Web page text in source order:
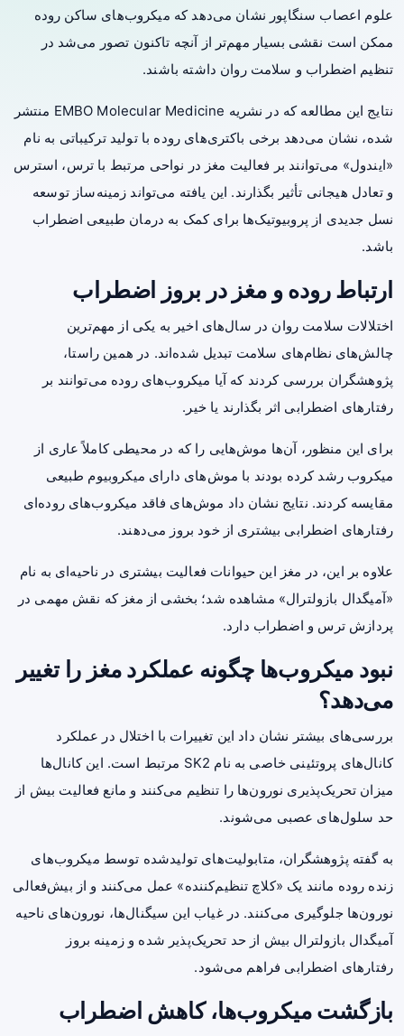
علوم اعصاب سنگاپور نشان می‌دهد که میکروب‌های ساکن روده
ممکن است نقشی بسیار مهم‌تر از آنچه تاکنون تصور می‌شد در
تنظیم اضطراب و سلامت روان داشته باشند.
نتایج این مطالعه که در نشریه EMBO Molecular Medicine منتشر
شده، نشان می‌دهد برخی باکتری‌های روده با تولید ترکیباتی به نام
«ایندول» می‌توانند بر فعالیت مغز در نواحی مرتبط با ترس، استرس
و تعادل هیجانی تأثیر بگذارند. این یافته می‌تواند زمینه‌ساز توسعه
نسل جدیدی از پروبیوتیک‌ها برای کمک به درمان طبیعی اضطراب
باشد.
ارتباط روده و مغز در بروز اضطراب
اختلالات سلامت روان در سال‌های اخیر به یکی از مهم‌ترین
چالش‌های نظام‌های سلامت تبدیل شده‌اند. در همین راستا،
پژوهشگران بررسی کردند که آیا میکروب‌های روده می‌توانند بر
رفتارهای اضطرابی اثر بگذارند یا خیر.
برای این منظور، آن‌ها موش‌هایی را که در محیطی کاملاً عاری از
میکروب رشد کرده بودند با موش‌های دارای میکروبیوم طبیعی
مقایسه کردند. نتایج نشان داد موش‌های فاقد میکروب‌های روده‌ای
رفتارهای اضطرابی بیشتری از خود بروز می‌دهند.
علاوه بر این، در مغز این حیوانات فعالیت بیشتری در ناحیه‌ای به نام
«آمیگدال بازولترال» مشاهده شد؛ بخشی از مغز که نقش مهمی در
پردازش ترس و اضطراب دارد.
نبود میکروب‌ها چگونه عملکرد مغز را تغییر
می‌دهد؟
بررسی‌های بیشتر نشان داد این تغییرات با اختلال در عملکرد
کانال‌های پروتئینی خاصی به نام SK2 مرتبط است. این کانال‌ها
میزان تحریک‌پذیری نورون‌ها را تنظیم می‌کنند و مانع فعالیت بیش از
حد سلول‌های عصبی می‌شوند.
به گفته پژوهشگران، متابولیت‌های تولیدشده توسط میکروب‌های
زنده روده مانند یک «کلاچ تنظیم‌کننده» عمل می‌کنند و از بیش‌فعالی
نورون‌ها جلوگیری می‌کنند. در غیاب این سیگنال‌ها، نورون‌های ناحیه
آمیگدال بازولترال بیش از حد تحریک‌پذیر شده و زمینه بروز
رفتارهای اضطرابی فراهم می‌شود.
بازگشت میکروب‌ها، کاهش اضطراب